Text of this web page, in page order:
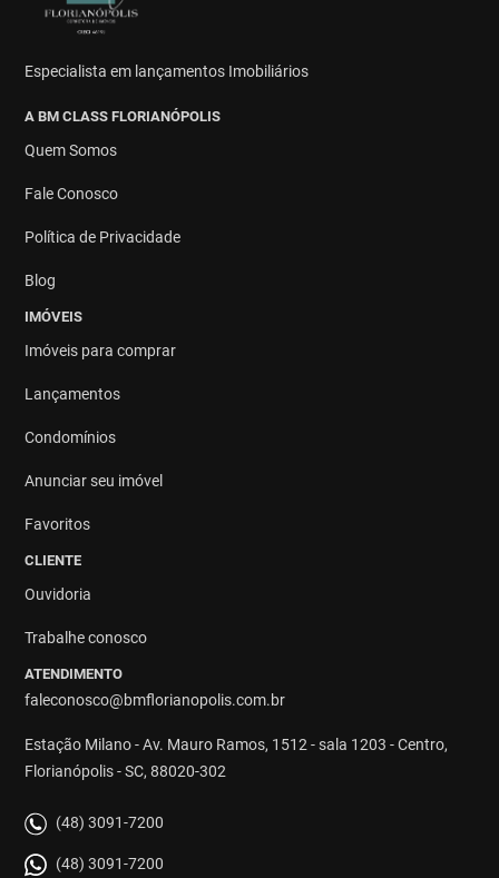
Especialista em lançamentos Imobiliários
A BM CLASS FLORIANÓPOLIS
Quem Somos
Fale Conosco
Política de Privacidade
Blog
IMÓVEIS
Imóveis para comprar
Lançamentos
Condomínios
Anunciar seu imóvel
Favoritos
CLIENTE
Ouvidoria
Trabalhe conosco
ATENDIMENTO
faleconosco@bmflorianopolis.com.br
Estação Milano - Av. Mauro Ramos, 1512 - sala 1203 - Centro,
Florianópolis - SC, 88020-302
(48) 3091-7200
(48) 3091-7200